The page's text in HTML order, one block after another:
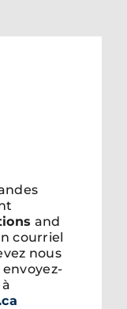
and
courriel
nous
envoyez-